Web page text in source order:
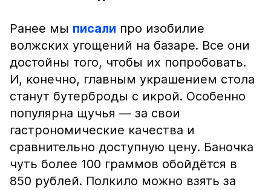
Ранее мы писали про изобилие
волжских угощений на базаре. Все они
достойны того, чтобы их попробовать.
И, конечно, главным украшением стола
станут бутерброды с икрой. Особенно
популярна щучья — за свои
гастрономические качества и
сравнительно доступную цену. Баночка
чуть более 100 граммов обойдётся в
850 рублей. Полкило можно взять за